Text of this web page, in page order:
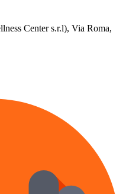
Center s.r.l), Via Roma,